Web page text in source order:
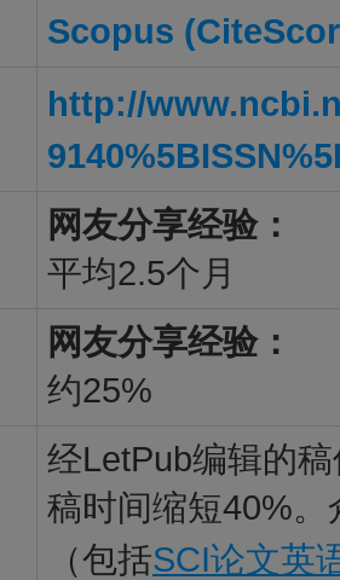
Scopus
http://
网友分享经验：
平均2.5个月
网友分享经验：
约25%
经LetPub编辑的
稿时间缩短40%
（包括SCI论文英